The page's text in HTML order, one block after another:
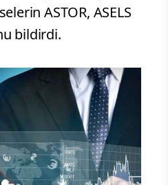
ASTOR, ASELS
bildirdi.